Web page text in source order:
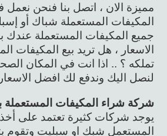
مميزة الان ، اتصل بنا فنحن
المكيفات المستعملة شباك أو
جميع المكيفات المستعملة عندك
الاسعار ، هل تريد بيع المكيفات
تملكه ؟ .. اذا انت في المكان
لنصل اليك وندفع لك افضل
شركة شراء المكيفات المستعملة
يوجد شركات كثيرة تعتمد على
المستعمل شبك او سبليت وتقوم